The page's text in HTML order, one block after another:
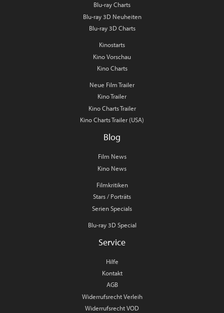
Blu-ray Charts
Blu-ray 3D Neuheiten
Blu-ray 3D Charts
Kinostarts
Kino Vorschau
Kino Charts
Neue Film Trailer
Kino Trailer
Kino Charts Trailer
Kino Charts Trailer (USA)
Blog
Film News
Kino News
Filmkritiken
Stars / Porträts
Serien Specials
Blu-ray 3D Special
Service
Hilfe
Kontakt
AGB
Widerrufsrecht Verleih
Widerrufsrecht VOD